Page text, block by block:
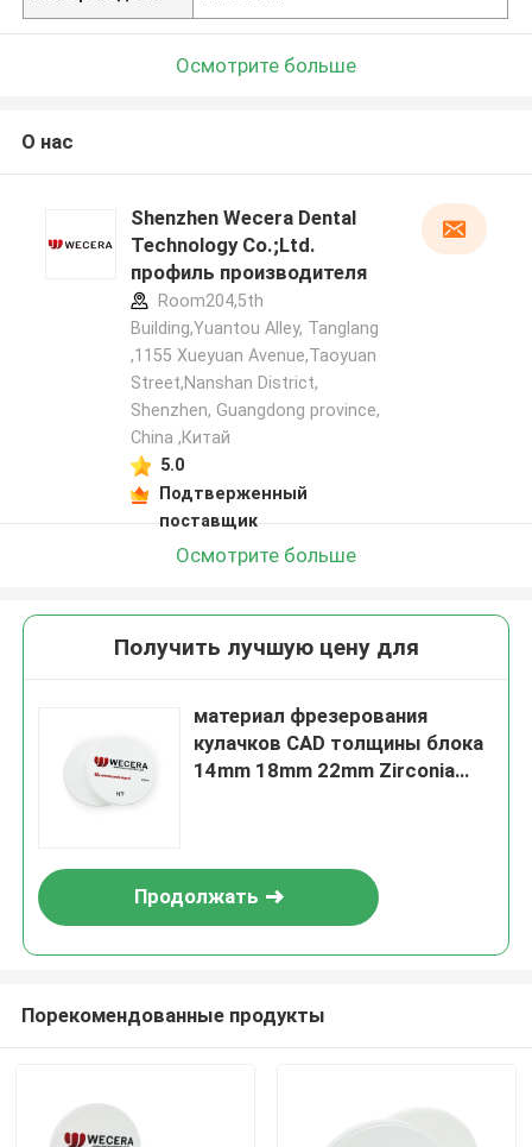
Осмотрите больше
О нас
Shenzhen Wecera Dental
Technology Co.;Ltd.
профиль производителя
Room204,5th
Building,Yuantou Alley, Tanglang
,1155 Xueyuan Avenue,Taoyuan
Street,Nanshan District,
Shenzhen, Guangdong province,
China ,Китай
5.0
Подтверженный
поставщик
Осмотрите больше
Получить лучшую цену для
материал фрезерования
кулачков CAD толщины блока
14mm 18mm 22mm Zirconia
Продолжать
Порекомендованные продукты